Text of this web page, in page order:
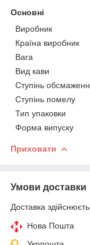
Основні
Виробник
Країна виробник
Вага
Вид кави
Ступінь
Ступінь помелу
Тип упаковки
Форма випуску
Приховати
Умови доставки
Доставка
Нова Пошта